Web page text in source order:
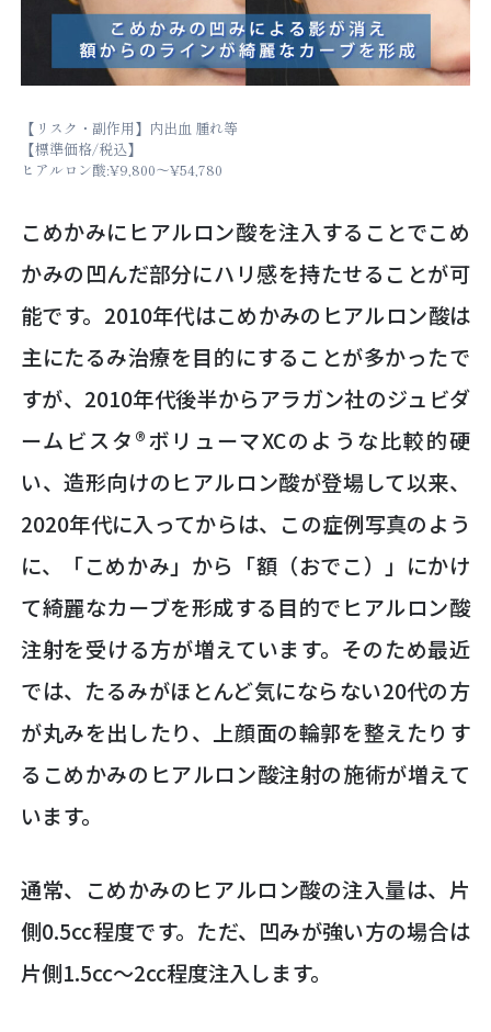
【リスク・副作用】内出血 腫れ等
【標準価格/税込】
ヒアルロン酸:¥9,800～¥54,780
こめかみにヒアルロン酸を注入することでこめ
かみの凹んだ部分にハリ感を持たせることが可
能です。2010年代はこめかみのヒアルロン酸は
主にたるみ治療を目的にすることが多かったで
すが、2010年代後半からアラガン社のジュビダ
ームビスタ®ボリューマXCのような比較的硬
い、造形向けのヒアルロン酸が登場して以来、
2020年代に入ってからは、この症例写真のよう
に、「こめかみ」から「額（おでこ）」にかけ
て綺麗なカーブを形成する目的でヒアルロン酸
注射を受ける方が増えています。そのため最近
では、たるみがほとんど気にならない20代の方
が丸みを出したり、上顔面の輪郭を整えたりす
るこめかみのヒアルロン酸注射の施術が増えて
います。
通常、こめかみのヒアルロン酸の注入量は、片
側0.5cc程度です。ただ、凹みが強い方の場合は
片側1.5cc～2cc程度注入します。